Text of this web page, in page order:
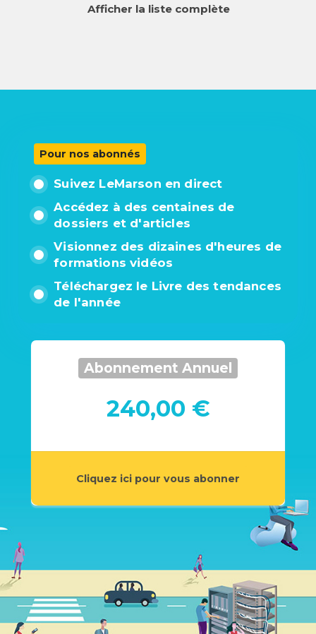
Afficher la liste complète
Pour nos abonnés
Suivez LeMarson en direct
Accédez à des centaines de
dossiers et d'articles
Visionnez des dizaines d'heures de
formations vidéos
Téléchargez le Livre des tendances
de l'année
Abonnement Annuel
240,00 €
Cliquez ici pour vous abonner